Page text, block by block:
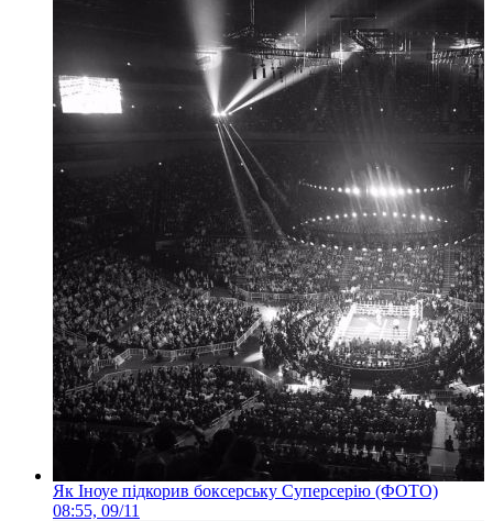
Як Іноуе підкорив боксерську Суперсерію (ФОТО)
08:55, 09/11